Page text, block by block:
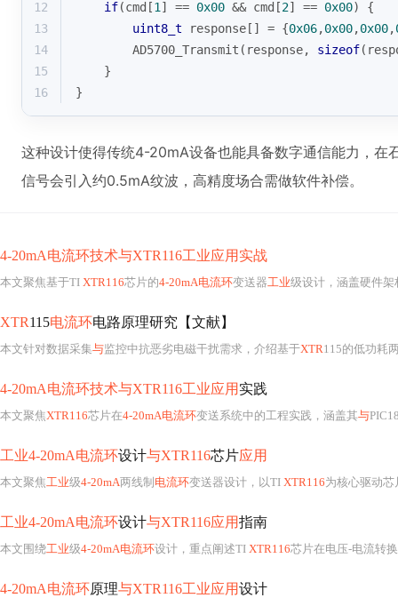
4-20mA电流环技术与XTR116工业应用实战
本文针对数据采集与监控中抗恶劣电磁干扰需求，介绍基于XTR115的低功耗
4-20mA电流环技术与XTR116工业应用实践
工业4-20mA电流环设计与XTR116芯片 应用
本文聚焦工业级 4-20mA两线制电流环变送器设计，以TI XTR116 为核心驱动
工业4-20mA电流环设计与XTR116应用
本文围绕工业级4-20mA电流环设计，重点阐述TIXTR116芯片在电压-电流转
4-20mA电流环原理与XTR116工业应用 设计
本文深入解析4-20mA电流环的工程原理与工业价值，重点围绕TIXTR116芯片展开硬
工业4-20mA电流环设计与XTR116应用实战
本文围绕工业4-20mA电流环设计，重点阐述XTR116芯片在高精度、低功耗、
工业4-20mA电流环与XTR116芯片应用指南
本文详解TIXTR116芯片在工业4-20mA两线制电流环中的核心应用，涵盖其
工业4-20mA电流环设计与XTR116应用详解